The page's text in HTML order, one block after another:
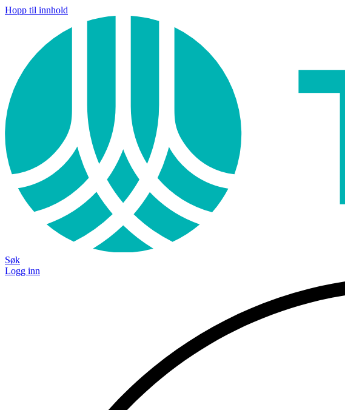
Hopp til innhold
Søk
Logg inn